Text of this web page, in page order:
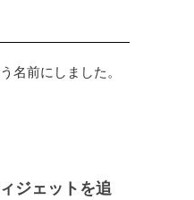
名前にしました。
ジェットを追